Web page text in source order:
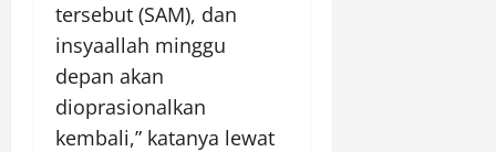
tersebut (SAM), dan
insyaallah minggu
depan akan
dioprasionalkan
kembali,” katanya lewat